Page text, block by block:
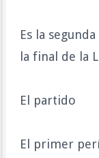
Es la
la final de la
El partido
El primer